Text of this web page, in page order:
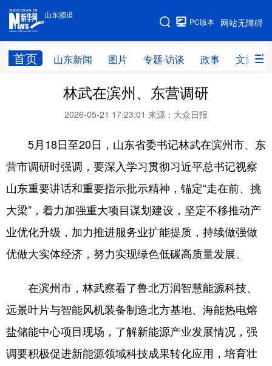
山东频道
网站无障碍
PC版本
首页 山东新闻 图片 专题·访谈 政事 文旅
手机版
网站地图
高层 时政
财经 网评
台湾 思客智库 全球连线 教育
科技 科普 体育 文化
健康 军事 访谈 视频
图片 中央文件 金融 汽车
会展 彩票 娱乐 时尚
亚太网 上市公司 投教基地
林武在滨州、东营调研
2026-05-21 17:23:01 来源：大众日报
5月18日至20日，山东省委书记林武在滨州市、东
营市调研时强调，要深入学习贯彻习近平总书记视察
山东重要讲话和重要指示批示精神，锚定“走在前、挑
大梁”，着力加强重大项目谋划建设，坚定不移推动产
业优化升级，加力推进服务业扩能提质，持续做强做
优做大实体经济，努力实现绿色低碳高质量发展。
在滨州市，林武察看了鲁北万润智慧能源科技、
远景叶片与智能风机装备制造北方基地、海能热电熔
盐储能中心项目现场，了解新能源产业发展情况，强
调要积极促进新能源领域科技成果转化应用，培育壮